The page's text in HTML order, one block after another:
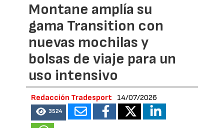
Montane amplía su
gama Transition con
nuevas mochilas y
bolsas de viaje para un
uso intensivo
Redacción Tradesport 14/07/2026
3524